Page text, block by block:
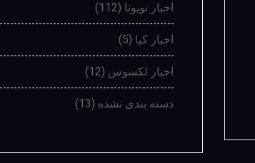
اخبار تویوتا (112)
اخبار کیا (5)
اخبار لکسوس (12)
دسته بندی نشده (13)